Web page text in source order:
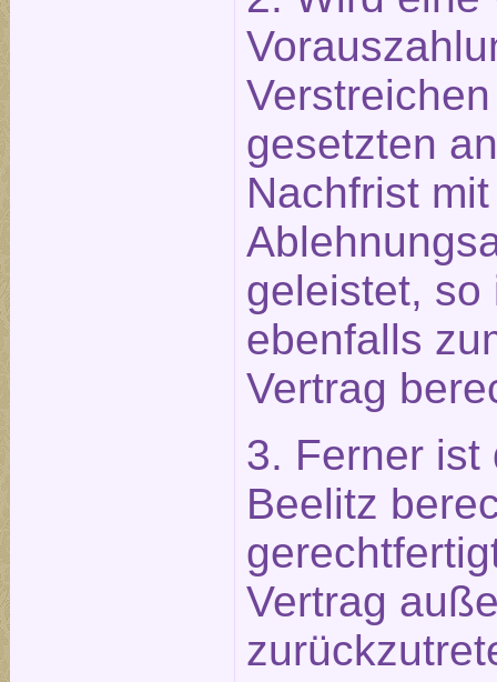
gesetzten
Nachfrist mit
geleistet, so
ebenfalls
Vertrag
3. Ferner ist
Beelitz
Vertrag